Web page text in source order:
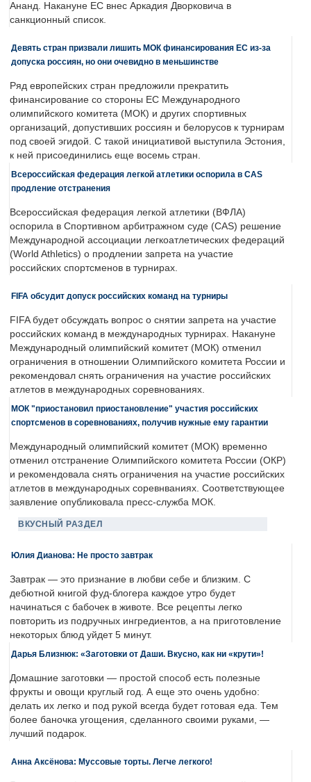
Ананд. Накануне ЕС внес Аркадия Дворковича в
санкционный список.
Девять стран призвали лишить МОК финансирования ЕС из-за
допуска россиян, но они очевидно в меньшинстве
Ряд европейских стран предложили прекратить
финансирование со стороны ЕС Международного
олимпийского комитета (МОК) и других спортивных
организаций, допустивших россиян и белорусов к турнирам
под своей эгидой. С такой инициативой выступила Эстония,
к ней присоединились еще восемь стран.
Всероссийская федерация легкой атлетики оспорила в CAS
продление отстранения
Всероссийская федерация легкой атлетики (ВФЛА)
оспорила в Спортивном арбитражном суде (CAS) решение
Международной ассоциации легкоатлетических федераций
(World Athletics) о продлении запрета на участие
российских спортсменов в турнирах.
FIFA обсудит допуск российских команд на турниры
FIFA будет обсуждать вопрос о снятии запрета на участие
российских команд в международных турнирах. Накануне
Международный олимпийский комитет (МОК) отменил
ограничения в отношении Олимпийского комитета России и
рекомендовал снять ограничения на участие российских
атлетов в международных соревнованиях.
МОК "приостановил приостановление" участия российских
спортсменов в соревнованиях, получив нужные ему гарантии
Международный олимпийский комитет (МОК) временно
отменил отстранение Олимпийского комитета России (ОКР)
и рекомендовала снять ограничения на участие российских
атлетов в международных соревнваниях. Соответствующее
заявление опубликовала пресс-служба МОК.
ВКУСНЫЙ РАЗДЕЛ
Юлия Дианова: Не просто завтрак
Завтрак — это признание в любви себе и близким. С
дебютной книгой фуд-блогера каждое утро будет
начинаться с бабочек в животе. Все рецепты легко
повторить из подручных ингредиентов, а на приготовление
некоторых блюд уйдет 5 минут.
Дарья Близнюк: «Заготовки от Даши. Вкусно, как ни «крути»!
Домашние заготовки — простой способ есть полезные
фрукты и овощи круглый год. А еще это очень удобно:
делать их легко и под рукой всегда будет готовая еда. Тем
более баночка угощения, сделанного своими руками, —
лучший подарок.
Анна Аксёнова: Муссовые торты. Легче легкого!